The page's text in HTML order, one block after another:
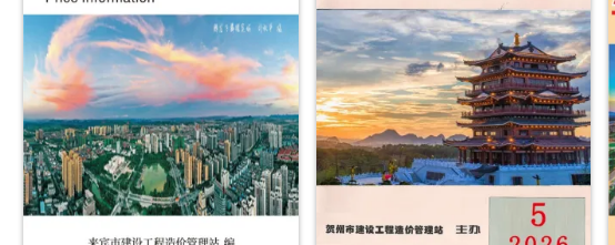
容
县、
博
白
县、
北
流
县.，
玉
林
市
造
工
程
材
料
指
导
价，
来
宾
市
信
息
发
布，
用
于
桂
林
工
程
施
网
发
布，
用
于
崇
左
工
程
同
信
（河
池
建
设
工
程
造
价
信
PDF 下载
（玉
建
设
工
程
造
价
息）
PDF 下载